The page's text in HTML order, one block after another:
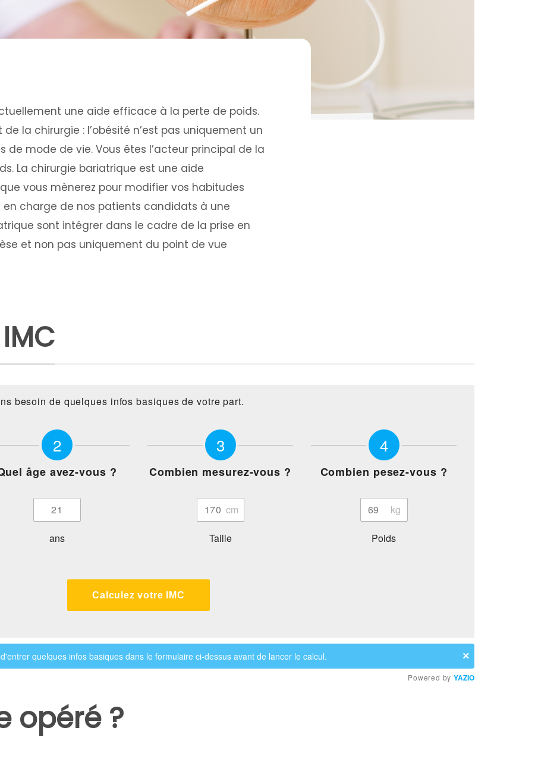
une aide efficace à la perte de poids.
la chirurgie : l’obésité n’est pas uniquement un
de mode de vie. Vous êtes l’acteur principal de la
La chirurgie bariatrique est une aide
vous mènerez pour modifier vos habitudes
en charge de nos patients candidats à une
sont intégrer dans le cadre de la prise en
et non pas uniquement du point de vue
Powered by YAZIO
besoin de quelques infos basiques de votre part.
2
âge avez-vous ?
ans
3
Combien mesurez-vous ?
Taille
4
Combien pesez-vous ?
Poids
Calculez votre IMC
×
quelques infos basiques dans le formulaire ci-dessus avant de lancer le calcul.
opéré ?